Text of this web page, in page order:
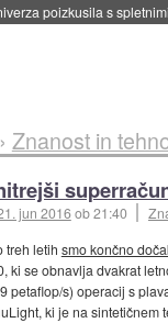
agencija razvija
Znanost in
jun 2016ob 21:40
treh letih smo končno
ki se obnavlja dvakrat
petaflop/s) operacij s
ki je na